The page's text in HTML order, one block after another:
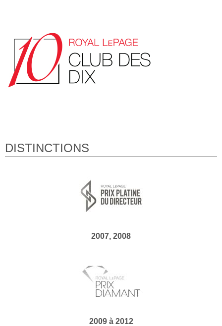
DISTINCTIONS
2007, 2008
2009 à 2012